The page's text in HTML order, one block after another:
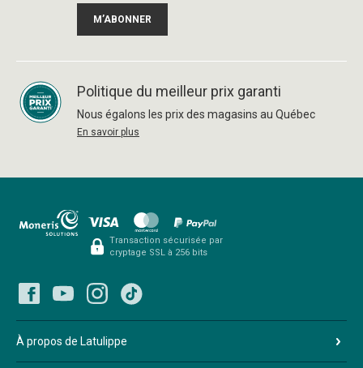
M’ABONNER
Politique du meilleur prix garanti
Nous égalons les prix des magasins au Québec
En savoir plus
Transaction sécurisée par
cryptage SSL à 256 bits
À propos de Latulippe